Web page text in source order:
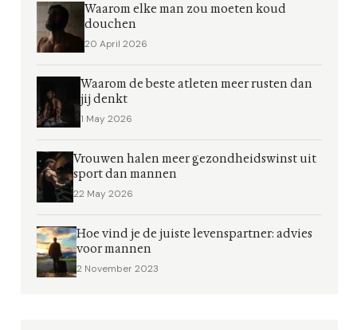
Waarom elke man zou moeten koud
douchen
20 April 2026
Waarom de beste atleten meer rusten dan
jij denkt
1 May 2026
Vrouwen halen meer gezondheidswinst uit
sport dan mannen
22 May 2026
Hoe vind je de juiste levenspartner: advies
voor mannen
2 November 2023